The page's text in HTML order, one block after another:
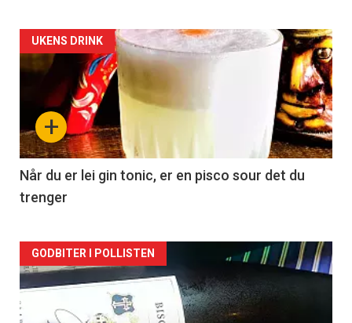
Forsiden
akkurat
nå
-
2
+
UKENS DRINK
Når du er lei gin tonic, er en pisco sour det du
trenger
Forsiden
akkurat
GODBITER I POLLISTEN